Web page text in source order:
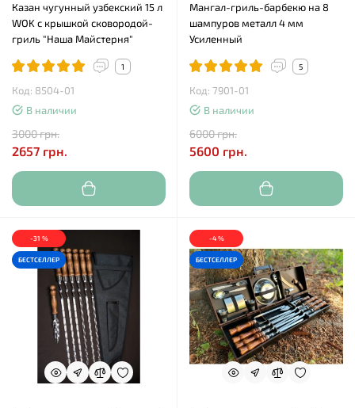
Казан чугунный узбекский 15 л
WOK с крышкой сковородой-
гриль "Наша Майстерня"
1
Код: 8504-01
В наличии
3000 грн.
2657 грн.
Мангал-гриль-барбекю на 8
шампуров металл 4 мм
Усиленный
5
Код: 7901-01
В наличии
6000 грн.
5600 грн.
-31 %
БЕСТСЕЛЛЕР
-4 %
БЕСТСЕЛЛЕР